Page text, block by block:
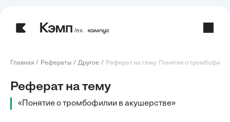
/ех.
Главная Рефераты Другое Реферат на тему: Понятие о тромбофилии
Реферат на тему
«Понятие о тромбофилии в акушерстве»